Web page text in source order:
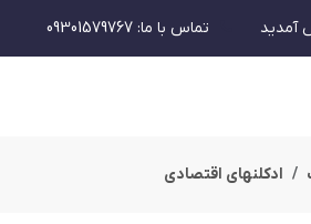
آمدید تماس با ما:
09301579767
ادکلنهای اقتصادی